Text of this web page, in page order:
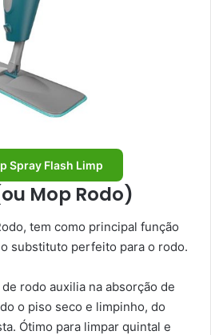
Spray Flash Limp
Mop Rodo)
tem como principal função
substituto perfeito para o rodo.
rodo auxilia na absorção de
o piso seco e limpinho, do
Ótimo para limpar quintal e